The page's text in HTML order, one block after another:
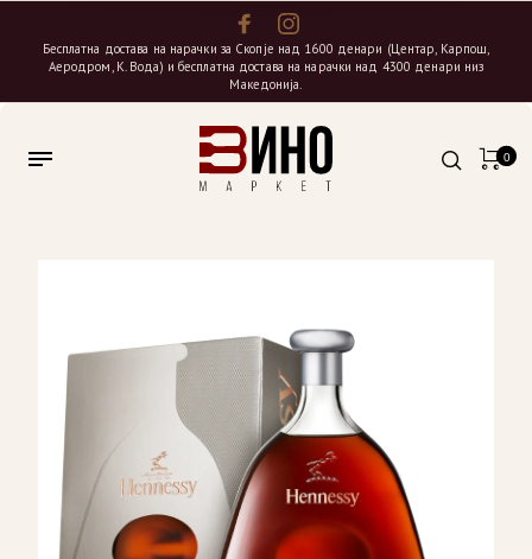
Бесплатна достава на нарачки за Скопје над 1600 денари (Центар, Карпош,
Аеродром, К. Вода) и бесплатна достава на нарачки над 4300 денари низ
Македонија.
0